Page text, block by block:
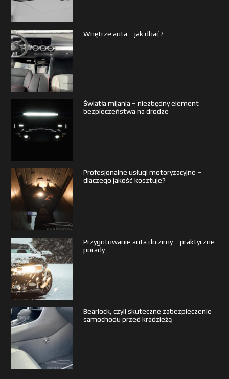
Wnętrze auta – jak dbać?
Światła mijania – niezbędny element
bezpieczeństwa na drodze
Profesjonalne usługi motoryzacyjne –
dlaczego jakość kosztuje?
Przygotowanie auta do zimy – praktyczne
porady
Bearlock, czyli skuteczne zabezpieczenie
samochodu przed kradzieżą